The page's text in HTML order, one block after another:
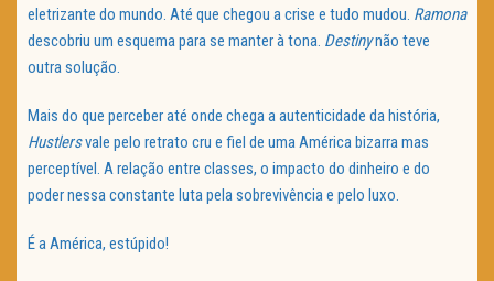
eletrizante do mundo. Até que chegou a crise e tudo mudou. Ramona
descobriu um esquema para se manter à tona. Destinynão teve
outra solução.
Mais do que perceber até onde chega a autenticidade da história,
Hustlersvale pelo retrato cru e fiel de uma América bizarra mas
perceptível. A relação entre classes, o impacto do dinheiro e do
poder nessa constante luta pela sobrevivência e pelo luxo.
É a América, estúpido!